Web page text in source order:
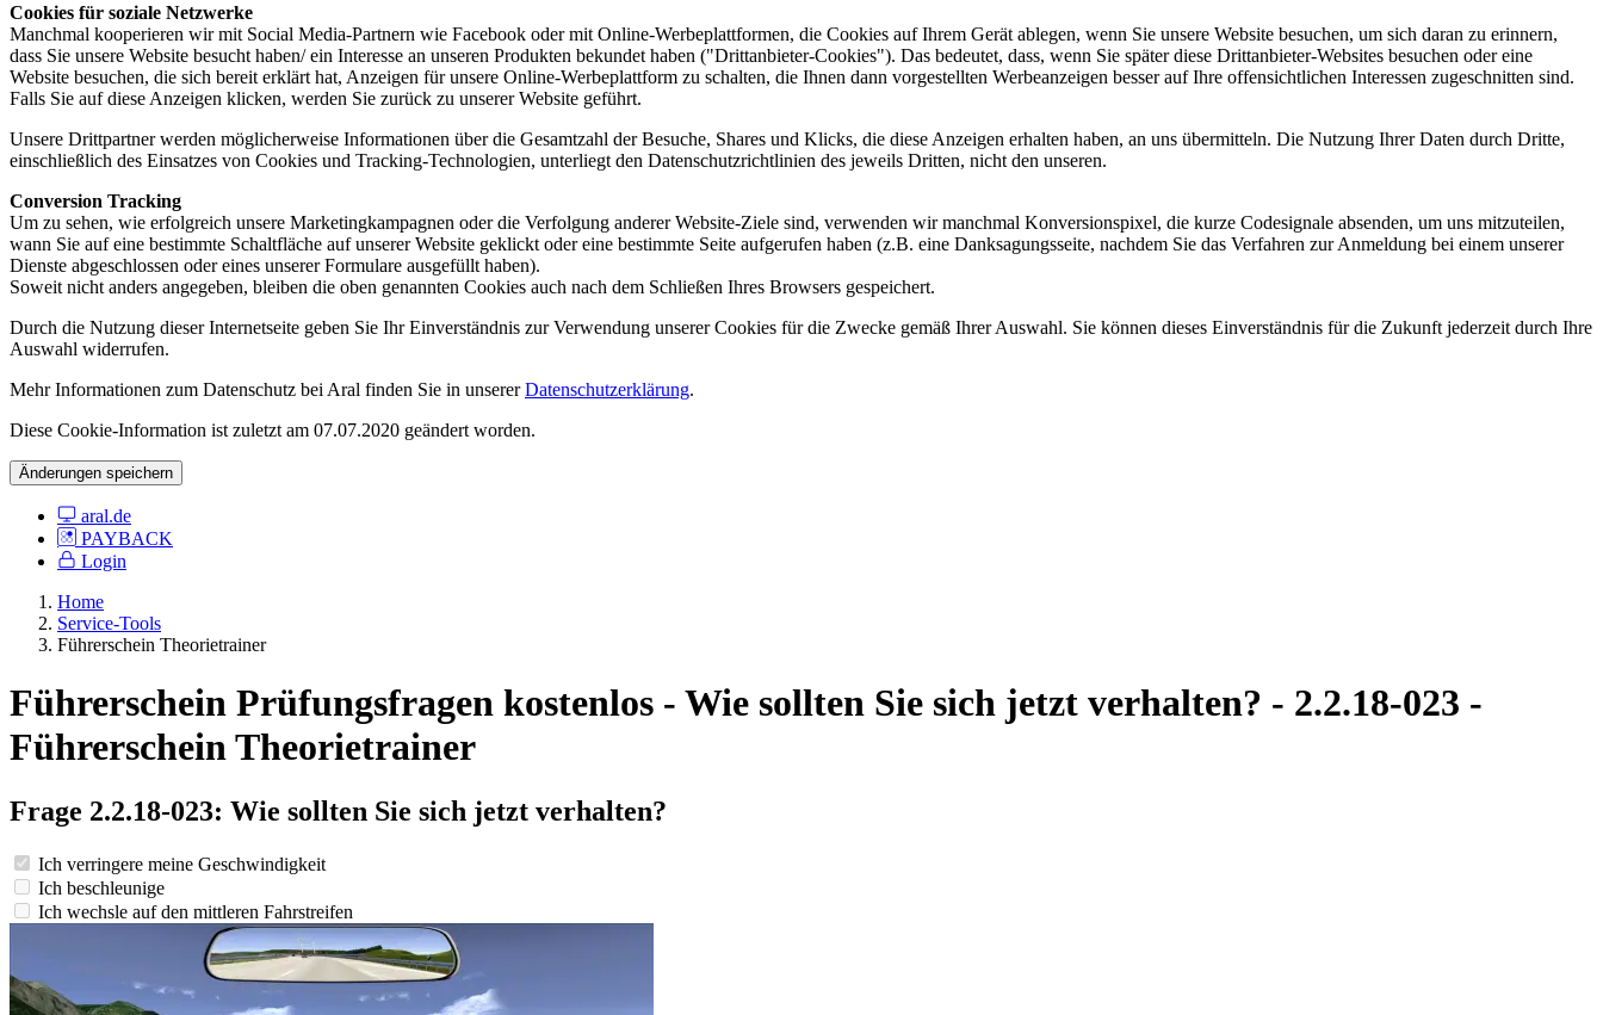
Cookies für soziale Netzwerke
Manchmal kooperieren wir mit Social Media-Partnern wie Facebook oder mit Online-Werbeplattformen, die Cookies auf Ihrem Gerät ablegen, wenn Sie unsere Website besuchen, um sich daran zu erinnern,
dass Sie unsere Website besucht haben/ ein Interesse an unseren Produkten bekundet haben ("Drittanbieter-Cookies"). Das bedeutet, dass, wenn Sie später diese Drittanbieter-Websites besuchen oder eine
Website besuchen, die sich bereit erklärt hat, Anzeigen für unsere Online-Werbeplattform zu schalten, die Ihnen dann vorgestellten Werbeanzeigen besser auf Ihre offensichtlichen Interessen zugeschnitten sind.
Falls Sie auf diese Anzeigen klicken, werden Sie zurück zu unserer Website geführt.
Unsere Drittpartner werden möglicherweise Informationen über die Gesamtzahl der Besuche, Shares und Klicks, die diese Anzeigen erhalten haben, an uns übermitteln. Die Nutzung Ihrer Daten durch Dritte,
einschließlich des Einsatzes von Cookies und Tracking-Technologien, unterliegt den Datenschutzrichtlinien des jeweils Dritten, nicht den unseren.
Conversion Tracking
Um zu sehen, wie erfolgreich unsere Marketingkampagnen oder die Verfolgung anderer Website-Ziele sind, verwenden wir manchmal Konversionspixel, die kurze Codesignale absenden, um uns mitzuteilen,
wann Sie auf eine bestimmte Schaltfläche auf unserer Website geklickt oder eine bestimmte Seite aufgerufen haben (z.B. eine Danksagungsseite, nachdem Sie das Verfahren zur Anmeldung bei einem unserer
Dienste abgeschlossen oder eines unserer Formulare ausgefüllt haben).
Soweit nicht anders angegeben, bleiben die oben genannten Cookies auch nach dem Schließen Ihres Browsers gespeichert.
Durch die Nutzung dieser Internetseite geben Sie Ihr Einverständnis zur Verwendung unserer Cookies für die Zwecke gemäß Ihrer Auswahl. Sie können dieses Einverständnis für die Zukunft jederzeit durch Ihre
Auswahl widerrufen.
Mehr Informationen zum Datenschutz bei Aral finden Sie in unsererDatenschutzerklärung.
Diese Cookie-Information ist zuletzt am 07.07.2020 geändert worden.
Änderungen speichern
aral.de
PAYBACK
Login
Home
Service-Tools
Führerschein Theorietrainer
Führerschein Prüfungsfragen kostenlos - Wie sollten Sie sich jetzt verhalten? - 2.2.18-023 -
Führerschein Theorietrainer
Frage 2.2.18-023: Wie sollten Sie sich jetzt verhalten?
Ich verringere meine Geschwindigkeit
Ich beschleunige
Ich wechsle auf den mittleren Fahrstreifen